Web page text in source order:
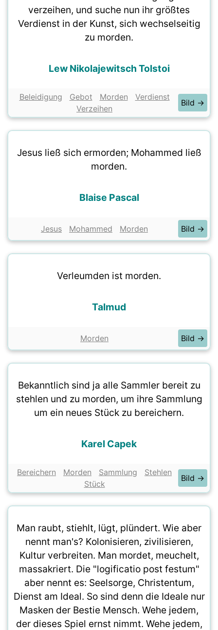
verzeihen, und suche nun ihr größtes
Verdienst in der Kunst, sich wechselseitig
zu morden.
Lew Nikolajewitsch Tolstoi
Beleidigung Gebot Morden
Verdienst
Verzeihen
Bild →
Jesus ließ sich ermorden; Mohammed ließ
morden.
Blaise Pascal
Jesus Mohammed Morden Bild →
Verleumden ist morden.
Talmud
Morden Bild →
Bekanntlich sind ja alle Sammler bereit zu
stehlen und zu morden, um ihre Sammlung
um ein neues Stück zu bereichern.
Karel Capek
Bereichern Morden Sammlung
Stehlen
Stück
Bild →
Man raubt, stiehlt, lügt, plündert. Wie aber
nennt man's? Kolonisieren, zivilisieren,
Kultur verbreiten. Man mordet, meuchelt,
massakriert. Die "logificatio post festum"
aber nennt es: Seelsorge, Christentum,
Dienst am Ideal. So sind denn die Ideale nur
Masken der Bestie Mensch. Wehe jedem,
der dieses Spiel ernst nimmt. Wehe jedem,